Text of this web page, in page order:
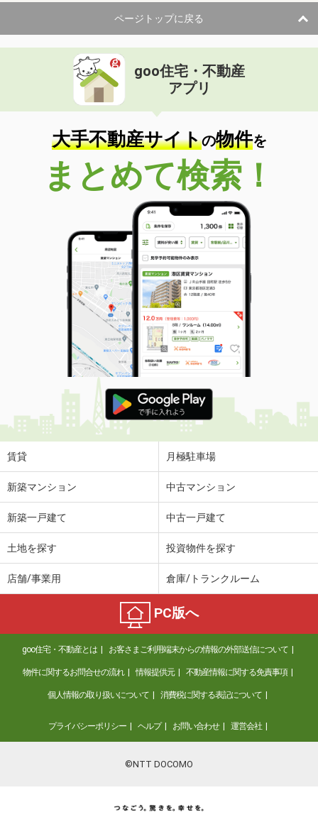
ページトップに戻る
goo住宅・不動産
アプリ
大手不動産サイトの物件を
まとめて検索！
賃貸 月極駐車場
新築マンション 中古マンション
新築一戸建て 中古一戸建て
土地を探す 投資物件を探す
店舗/事業用 倉庫/トランクルーム
PC版へ
goo住宅・不動産とは お客さまご利用端末からの情報の外部送信について
物件に関するお問合せの流れ 情報提供元 不動産情報に関する免責事項
個人情報の取り扱いについて 消費税に関する表記について
プライバシーポリシー ヘルプ お問い合わせ 運営会社
©NTT DOCOMO